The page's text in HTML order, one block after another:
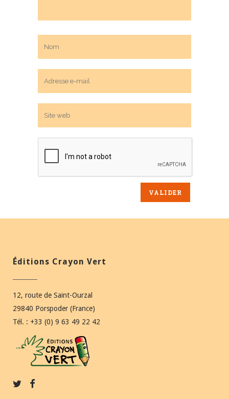
Éditions Crayon Vert
12, route de Saint-Ourzal
29840 Porspoder (France)
Tél. : +33 (0) 9 63 49 22 42